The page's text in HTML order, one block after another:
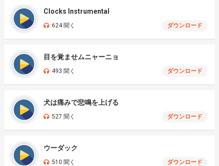
Clocks Instrumental
624 聞く ダウンロード
目を覚ませムニャーニョ
493 聞く ダウンロード
犬は痛みで悲鳴を上げる
527 聞く ダウンロード
ウーダック
510 聞く ダウンロード